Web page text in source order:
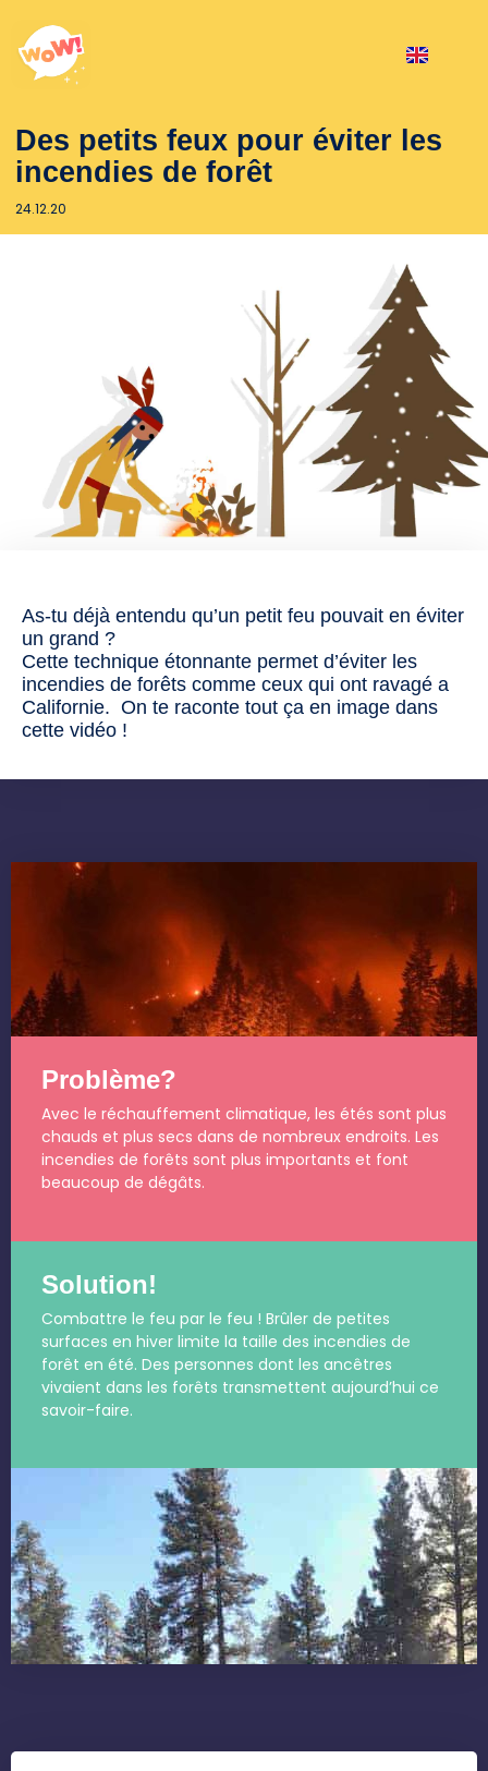
Des petits feux pour éviter les
incendies de forêt
24.12.20
As-tu déjà entendu qu’un petit feu pouvait en éviter
un grand ?
Cette technique étonnante permet d’éviter les
incendies de forêts comme ceux qui ont ravagé a
Californie. On te raconte tout ça en image dans
cette vidéo !
Problème?
Avec le réchauffement climatique, les étés sont plus
chauds et plus secs dans de nombreux endroits. Les
incendies de forêts sont plus importants et font
beaucoup de dégâts.
Solution!
Combattre le feu par le feu ! Brûler de petites
surfaces en hiver limite la taille des incendies de
forêt en été. Des personnes dont les ancêtres
vivaient dans les forêts transmettent aujourd’hui ce
savoir-faire.